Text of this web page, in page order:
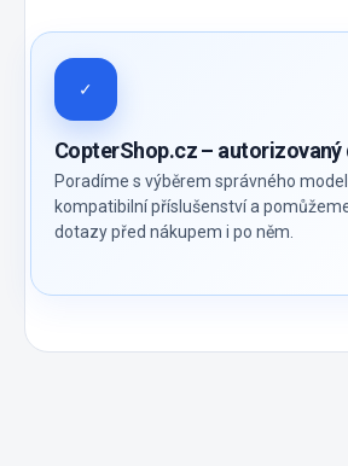
✓
CopterShop.cz – autorizovaný
Poradíme s výběrem správného
kompatibilní příslušenství a
dotazy před nákupem i po něm.